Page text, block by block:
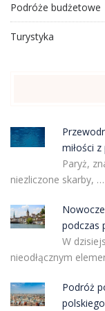
Podróże budżetowe
Turystyka
miłości
Paryż,
niezliczone skarby, …
podczas
W
nieodłącznym
Podróż